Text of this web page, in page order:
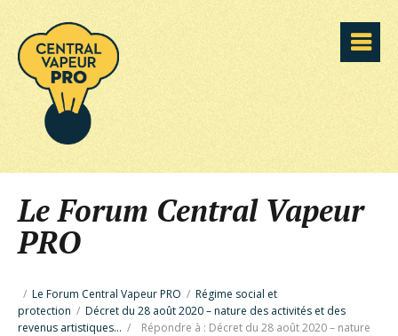
Le Forum Central Vapeur
PRO
/ Le Forum Central Vapeur PRO / Régime social et
protection / Décret du 28 août 2020 – nature des activités et des
revenus artistiques… /
Répondre à : Décret du 28 août 2020 – nature